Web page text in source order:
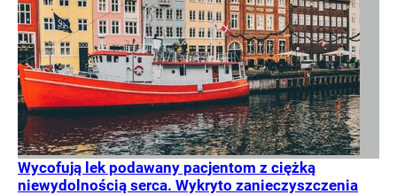
Wycofują lek podawany pacjentom z ciężką
niewydolnością serca. Wykryto zanieczyszczenia